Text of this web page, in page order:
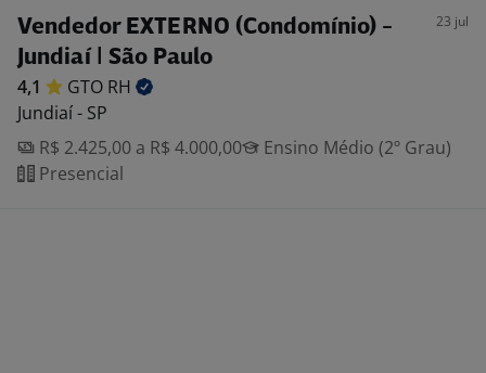
Vendedor EXTERNO (Condomínio) -
Jundiaí | São Paulo
23 jul
4,1 GTO RH
Jundiaí - SP
R$ 2.425,00 a R$ 4.000,00
Ensino Médio (2º Grau)
Presencial